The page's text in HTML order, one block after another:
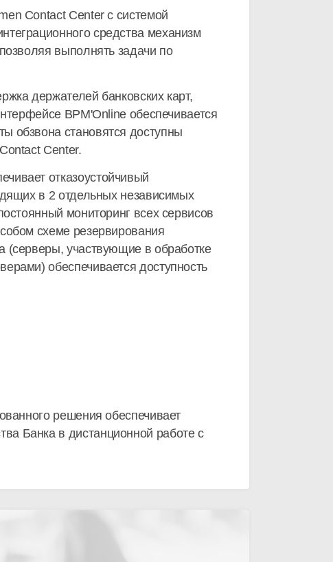
Contact Center с системой
средства механизм
выполнять задачи по
держателей банковских карт,
BPM'Online обеспечивается
обзвона становятся доступны
Center.
отказоустойчивый
в 2 отдельных независимых
мониторинг всех сервисов
схеме резервирования
(серверы, участвующие в обработке
обеспечивается доступность
решения обеспечивает
Банка в дистанционной работе с